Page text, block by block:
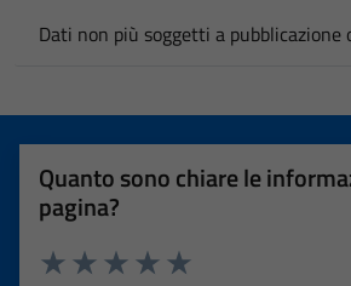
Dati non più soggetti a pubblicazione
Quanto sono chiare le
pagina?